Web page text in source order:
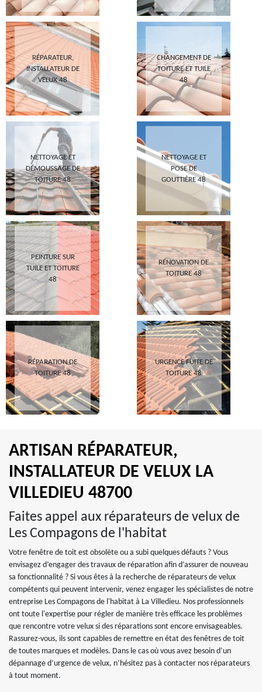
RÉPARATEUR,
INSTALLATEUR DE
VELUX 48
CHANGEMENT DE
TOITURE ET TUILE
48
NETTOYAGE ET
DÉMOUSSAGE DE
TOITURE 48
NETTOYAGE ET
POSE DE
GOUTTIÈRE 48
PEINTURE SUR
TUILE ET TOITURE
48
RÉNOVATION DE
TOITURE 48
RÉPARATION DE
TOITURE 48
URGENCE FUITE DE
TOITURE 48
ARTISAN RÉPARATEUR,
INSTALLATEUR DE VELUX LA
VILLEDIEU 48700
Faites appel aux réparateurs de velux de
Les Compagons de l'habitat
Votre fenêtre de toit est obsolète ou a subi quelques défauts ? Vous
envisagez d’engager des travaux de réparation afin d’assurer de nouveau
sa fonctionnalité ? Si vous êtes à la recherche de réparateurs de velux
compétents qui peuvent intervenir, venez engager les spécialistes de notre
entreprise Les Compagons de l'habitat à La Villedieu. Nos professionnels
ont toute l'expertise pour régler de manière très efficace les problèmes
que rencontre votre velux si des réparations sont encore envisageables.
Rassurez-vous, ils sont capables de remettre en état des fenêtres de toit
de toutes marques et modèles. Dans le cas où vous avez besoin d’un
dépannage d’urgence de velux, n’hésitez pas à contacter nos réparateurs
à tout moment.